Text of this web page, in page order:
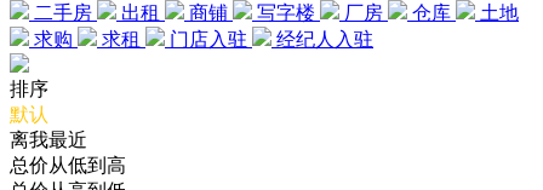
二手房
出租 商铺 写字楼 厂房 仓库
土地
求购
求租 门店入驻 经纪人入驻
排序
默认
离我最近
总价从低到高